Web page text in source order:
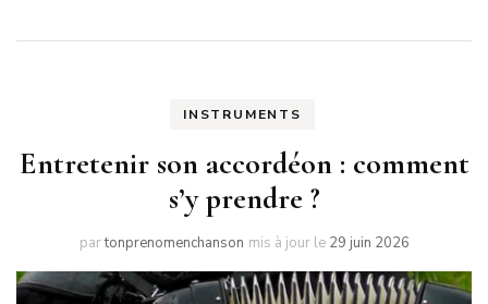
INSTRUMENTS
Entretenir son accordéon : comment
s’y prendre ?
partonprenomenchanson mis à jour le 29 juin 2026